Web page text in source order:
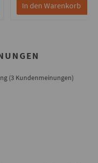
In den Warenkorb
(3 Kundenmeinungen)